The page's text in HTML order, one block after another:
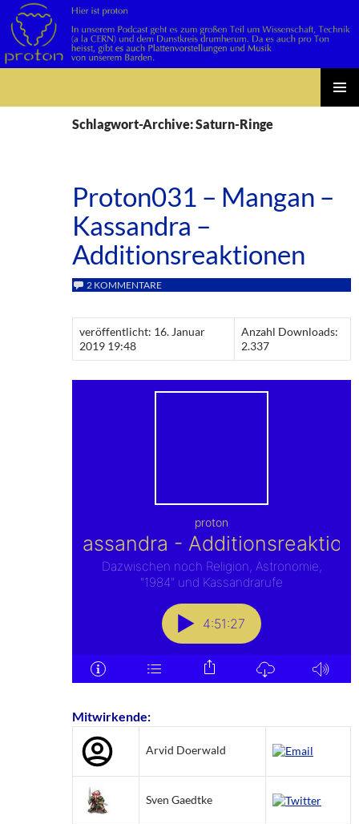
Schlagwort-Archive: Saturn-Ringe
Proton031 – Mangan –
Kassandra –
Additionsreaktionen
2 KOMMENTARE
veröffentlicht: 16. Januar
2019 19:48
Anzahl Downloads:
2.337
Mitwirkende:
Arvid Doerwald
Sven Gaedtke